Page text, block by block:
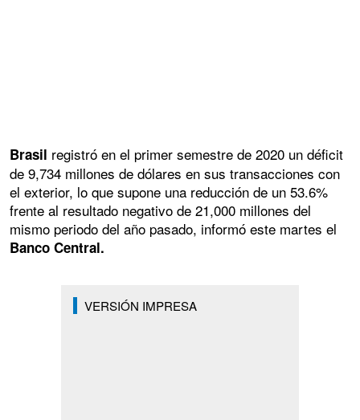
Brasil registró en el primer semestre de 2020 un déficit
de 9,734 millones de dólares en sus transacciones con
el exterior, lo que supone una reducción de un 53.6%
frente al resultado negativo de 21,000 millones del
mismo periodo del año pasado, informó este martes el
Banco Central.
VERSIÓN IMPRESA